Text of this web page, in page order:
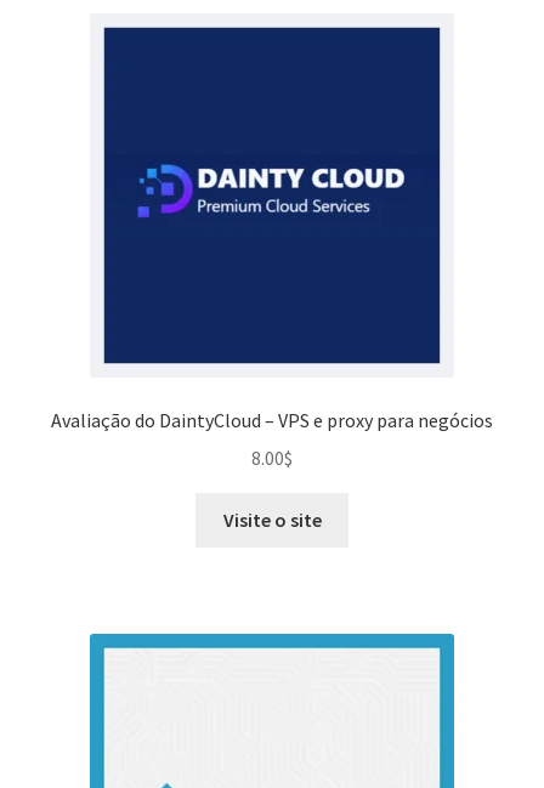
Avaliação do DaintyCloud – VPS e proxy para negócios
8.00$
Visite o site